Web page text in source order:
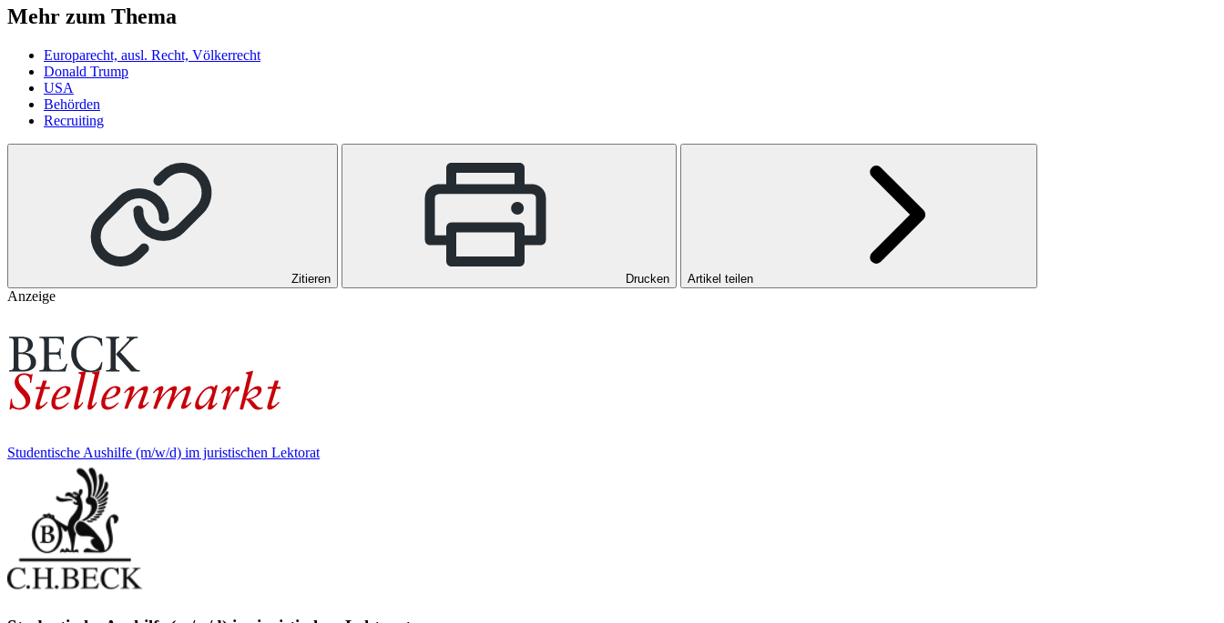
Mehr zum Thema
Europarecht, ausl. Recht, Völkerrecht
Donald Trump
USA
Behörden
Recruiting
Zitieren Drucken Artikel teilen
Anzeige
Studentische Aushilfe (m/w/d) im juristischen Lektorat